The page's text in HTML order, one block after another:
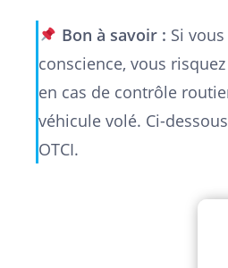
Bon à savoir : Si
conscience, vous
en cas de contrôle
véhicule volé. Ci-
OTCI.